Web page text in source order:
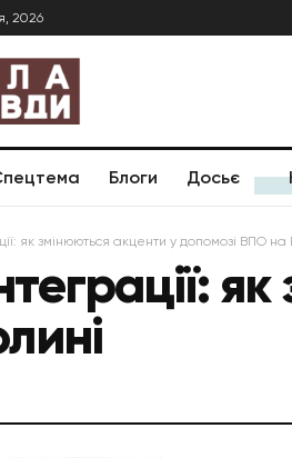
2026
Блоги Досьє
як змінюються акценти у допомозі ВПО на